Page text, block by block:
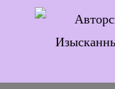
Перейти
содержимому